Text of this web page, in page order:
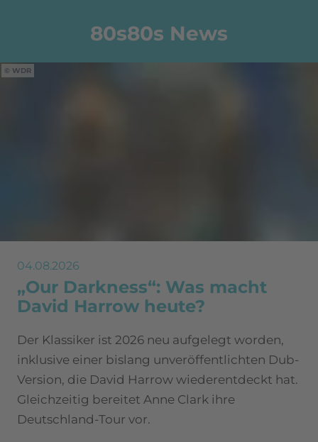
80s80s News
WDR
04.08.2026
„Our Darkness“: Was macht
David Harrow heute?
Der Klassiker ist 2026 neu aufgelegt worden,
inklusive einer bislang unveröffentlichten Dub-
Version, die David Harrow wiederentdeckt hat.
Gleichzeitig bereitet Anne Clark ihre
Deutschland-Tour vor.